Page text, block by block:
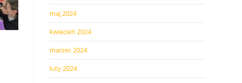
maj 2024
kwiecień 2024
marzec 2024
luty 2024